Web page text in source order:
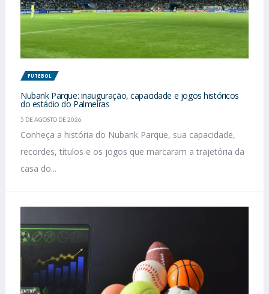
FUTEBOL
Nubank Parque: inauguração, capacidade e jogos históricos
do estádio do Palmeiras
5 DE AGOSTO DE 2026
Conheça a história do Nubank Parque, sua capacidade,
recordes, títulos e os jogos que marcaram a trajetória da
casa do...